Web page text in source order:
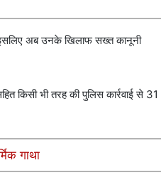
अब उनके खिलाफ सख्त कानूनी
किसी भी तरह की पुलिस कार्रवाई से 31
गाथा